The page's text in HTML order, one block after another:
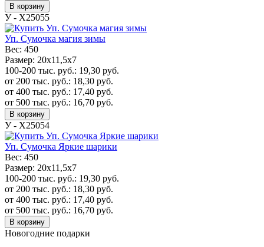
В корзину
У - Х25055
Уп. Сумочка магия зимы
Вес: 450
Размер: 20x11,5x7
100-200 тыс. руб.: 19,30 руб.
от 200 тыс. руб.: 18,30 руб.
от 400 тыс. руб.: 17,40 руб.
от 500 тыс. руб.: 16,70 руб.
В корзину
У - Х25054
Уп. Сумочка Яркие шарики
Вес: 450
Размер: 20x11,5x7
100-200 тыс. руб.: 19,30 руб.
от 200 тыс. руб.: 18,30 руб.
от 400 тыс. руб.: 17,40 руб.
от 500 тыс. руб.: 16,70 руб.
В корзину
Новогодние подарки